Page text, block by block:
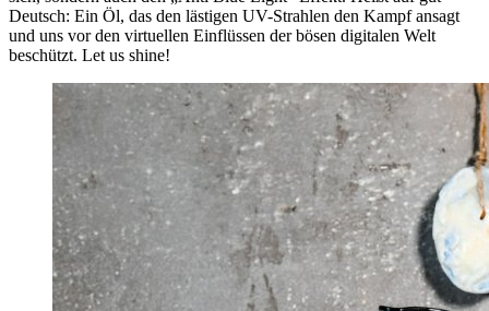
Deutsch: Ein Öl, das den lästigen UV-Strahlen den Kampf ansagt
und uns vor den virtuellen Einflüssen der bösen digitalen Welt
beschützt. Let us shine!